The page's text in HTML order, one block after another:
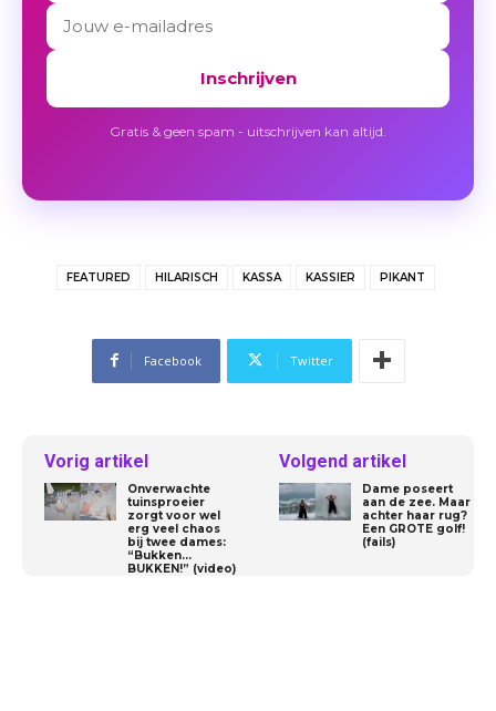
Inschrijven
Gratis & geen spam - uitschrijven kan altijd.
FEATURED HILARISCH KASSA KASSIER PIKANT
Facebook Twitter
Vorig artikel
Onverwachte
tuinsproeier
zorgt voor wel
erg veel chaos
bij twee dames:
“Bukken…
BUKKEN!” (video)
Volgend artikel
Dame poseert
aan de zee. Maar
achter haar rug?
Een GROTE golf!
(fails)